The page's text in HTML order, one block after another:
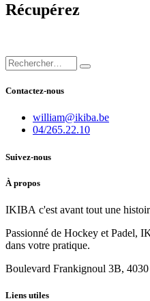
Récupérez
Contactez-nous
william@ikiba.be
04/265.22.10
Suivez-nous
À propos
IKIBA c'est avant tout une
Passionné de Hockey et Padel,
dans votre pratique.
Boulevard Frankignoul 3B,
Liens utiles